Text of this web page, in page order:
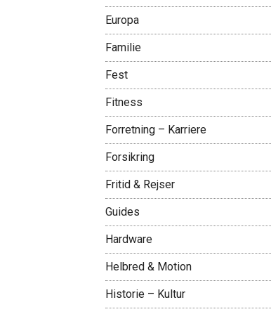
Europa
Familie
Fest
Fitness
Forretning – Karriere
Forsikring
Fritid & Rejser
Guides
Hardware
Helbred & Motion
Historie – Kultur